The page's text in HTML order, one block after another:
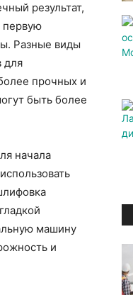
результат,
первую
Разные виды
для
прочных и
быть более
начала
машину
и